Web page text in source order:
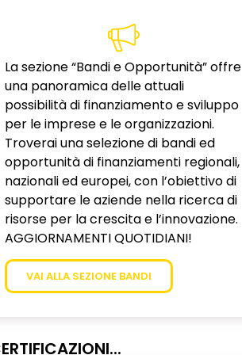
La sezione “Bandi e Opportunità” offre
una panoramica delle attuali
possibilità di finanziamento e sviluppo
per le imprese e le organizzazioni.
Troverai una selezione di bandi ed
opportunità di finanziamenti regionali,
nazionali ed europei, con l’obiettivo di
supportare le aziende nella ricerca di
risorse per la crescita e l’innovazione.
AGGIORNAMENTI QUOTIDIANI!
VAI ALLA SEZIONE BANDI